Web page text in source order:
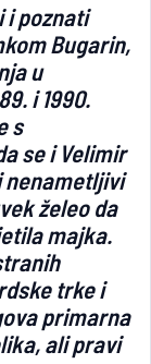
i poznati
Bugarin,
u
i 1990.
s
se i Velimir
nenametljivi
želeo da
majka.
trke i
primarna
ali pravi